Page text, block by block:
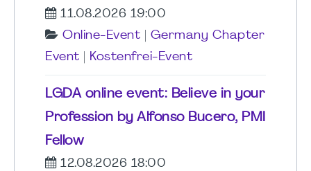
11.08.2026 19:00
Online-Event
Germany Chapter
Event
Kostenfrei-Event
LGDA online event: Believe in your
Profession by Alfonso Bucero, PMI
Fellow
12.08.2026 18:00